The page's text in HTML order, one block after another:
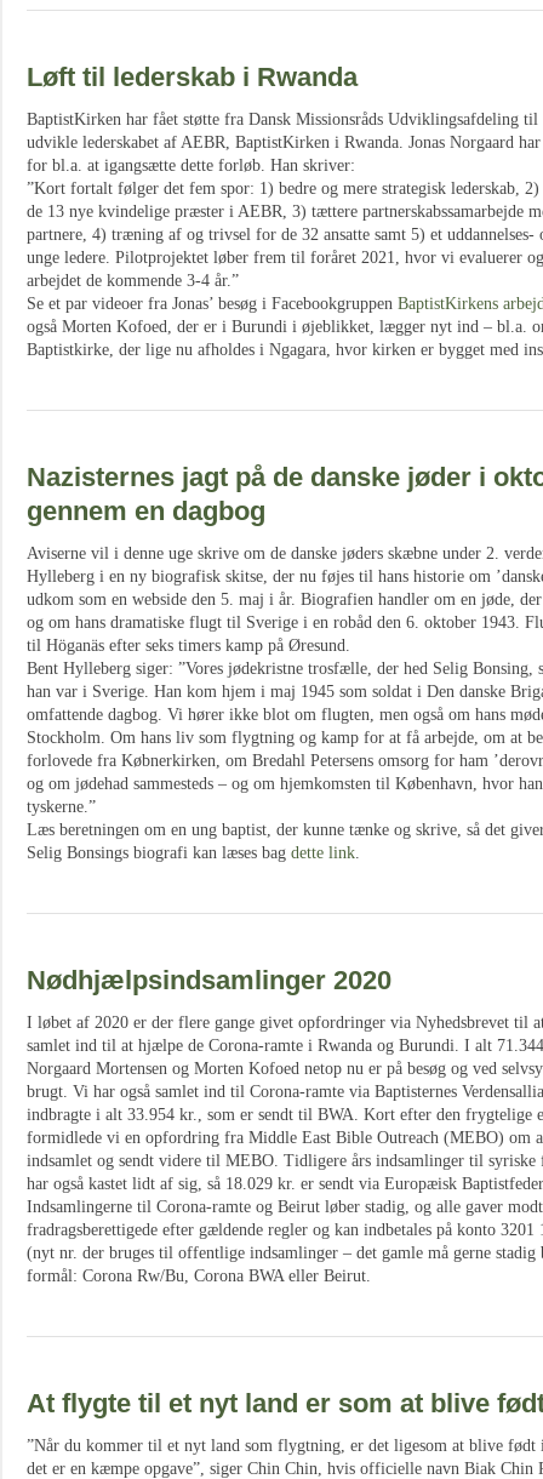
Løft til lederskab i Rwanda
BaptistKirken har fået støtte fra Dansk Missionsråds Udviklingsafdeling
udvikle lederskabet af AEBR, BaptistKirken i Rwanda. Jonas Norgaard
for bl.a. at igangsætte dette forløb. Han skriver:
”Kort fortalt følger det fem spor: 1) bedre og mere strategisk lederskab,
de 13 nye kvindelige præster i AEBR, 3) tættere partnerskabssamarbejde
partnere, 4) træning af og trivsel for de 32 ansatte samt 5) et
unge ledere. Pilotprojektet løber frem til foråret 2021, hvor vi evaluerer
arbejdet de kommende 3-4 år.”
Se et par videoer fra Jonas’ besøg i Facebookgruppen BaptistKirkens
også Morten Kofoed, der er i Burundi i øjeblikket, lægger nyt ind – bl.a.
Baptistkirke, der lige nu afholdes i Ngagara, hvor kirken er bygget med
Nazisternes jagt på de danske jøder i
gennem en dagbog
Aviserne vil i denne uge skrive om de danske jøders skæbne under 2.
Hylleberg i en ny biografisk skitse, der nu føjes til hans historie om
udkom som en webside den 5. maj i år. Biografien handler om en jøde,
og om hans dramatiske flugt til Sverige i en robåd den 6. oktober 1943.
til Höganäs efter seks timers kamp på Øresund.
Bent Hylleberg siger: ”Vores jødekristne trosfælle, der hed Selig Bonsing,
han var i Sverige. Han kom hjem i maj 1945 som soldat i Den danske
omfattende dagbog. Vi hører ikke blot om flugten, men også om hans
Stockholm. Om hans liv som flygtning og kamp for at få arbejde, om at
forlovede fra Købnerkirken, om Bredahl Petersens omsorg for ham
og om jødehad sammesteds – og om hjemkomsten til København, hvor
tyskerne.”
Læs beretningen om en ung baptist, der kunne tænke og skrive, så det
Selig Bonsings biografi kan læses bag dette link.
Nødhjælpsindsamlinger 2020
I løbet af 2020 er der flere gange givet opfordringer via Nyhedsbrevet til
samlet ind til at hjælpe de Corona-ramte i Rwanda og Burundi. I alt
Norgaard Mortensen og Morten Kofoed netop nu er på besøg og ved
brugt. Vi har også samlet ind til Corona-ramte via Baptisternes
indbragte i alt 33.954 kr., som er sendt til BWA. Kort efter den frygtelige
formidlede vi en opfordring fra Middle East Bible Outreach (MEBO) om
indsamlet og sendt videre til MEBO. Tidligere års indsamlinger til
har også kastet lidt af sig, så 18.029 kr. er sendt via Europæisk
Indsamlingerne til Corona-ramte og Beirut løber stadig, og alle gaver
fradragsberettigede efter gældende regler og kan indbetales på konto
(nyt nr. der bruges til offentlige indsamlinger – det gamle må gerne
formål: Corona Rw/Bu, Corona BWA eller Beirut.
At flygte til et nyt land er som at blive
”Når du kommer til et nyt land som flygtning, er det ligesom at blive
det er en kæmpe opgave”, siger Chin Chin, hvis officielle navn Biak